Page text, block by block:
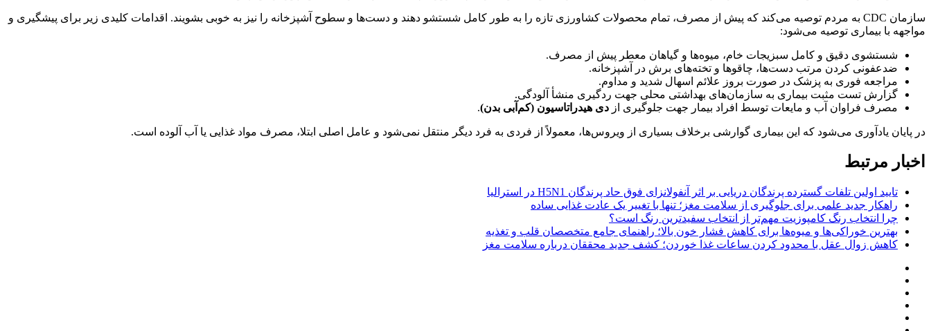
سازمان CDC به مردم توصیه می‌کند که پیش از مصرف، تمام محصولات کشاورزی تازه را به طور کامل شستشو دهند و دست‌ها و سطوح آشپزخانه را نیز به خوبی بشویند. اقدامات کلیدی زیر برای پیشگیری و
مواجهه با بیماری توصیه می‌شود:
شستشوی دقیق و کامل سبزیجات خام، میوه‌ها و گیاهان معطر پیش از مصرف.
ضدعفونی کردن مرتب دست‌ها، چاقوها و تخته‌های برش در آشپزخانه.
مراجعه فوری به پزشک در صورت بروز علائم اسهال شدید و مداوم.
گزارش تست مثبت بیماری به سازمان‌های بهداشتی محلی جهت ردگیری منشأ آلودگی.
مصرف فراوان آب و مایعات توسط افراد بیمار جهت جلوگیری از دی هیدراتاسیون (کم‌آبی بدن).
در پایان یادآوری می‌شود که این بیماری گوارشی برخلاف بسیاری از ویروس‌ها، معمولاً از فردی به فرد دیگر منتقل نمی‌شود و عامل اصلی ابتلا، مصرف مواد غذایی یا آب آلوده است.
اخبار مرتبط
تایید اولین تلفات گسترده پرندگان دریایی بر اثر آنفولانزای فوق حاد پرندگان H5N1 در استرالیا
راهکار جدید علمی برای جلوگیری از سلامت مغز؛ تنها با تغییر یک عادت غذایی ساده
چرا انتخاب رنگ کامپوزیت مهم‌تر از انتخاب سفیدترین رنگ است؟
بهترین خوراکی‌ها و میوه‌ها برای کاهش فشار خون بالا؛ راهنمای جامع متخصصان قلب و تغذیه
کاهش زوال عقل با محدود کردن ساعات غذا خوردن؛ کشف جدید محققان درباره سلامت مغز